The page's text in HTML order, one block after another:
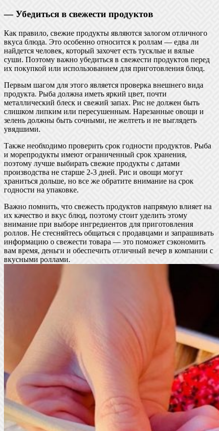
— Убедиться в свежести продуктов
Как правило, свежие продукты являются залогом отличного
вкуса блюда. Это особенно относится к роллам — едва ли
найдется человек, который захочет есть тусклые и вялые
суши. Поэтому важно убедиться в свежести продуктов перед
их покупкой или использованием для приготовления блюд.
Первым шагом для этого является проверка внешнего вида
продукта. Рыба должна иметь яркий цвет, почти
металлический блеск и свежий запах. Рис не должен быть
слишком липким или пересушенным. Нарезанные овощи и
зелень должны быть сочными, не желтеть и не выглядеть
увядшими.
Также необходимо проверить срок годности продуктов. Рыба
и морепродукты имеют ограниченный срок хранения,
поэтому лучше выбирать свежие продукты с датами
производства не старше 2-3 дней. Рис и овощи могут
храниться дольше, но все же обратите внимание на срок
годности на упаковке.
Важно помнить, что свежесть продуктов напрямую влияет на
их качество и вкус блюд, поэтому стоит уделить этому
внимание при выборе ингредиентов для приготовления
роллов. Не стесняйтесь общаться с продавцами и запрашивать
информацию о свежести товара — это поможет сэкономить
вам время, деньги и обеспечить отличный вечер в компании с
вкусными роллами.